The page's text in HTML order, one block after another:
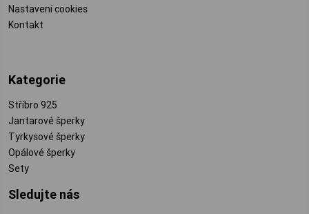
Nastavení cookies
Kontakt
Kategorie
Stříbro 925
Jantarové šperky
Tyrkysové šperky
Opálové šperky
Sety
Sledujte nás